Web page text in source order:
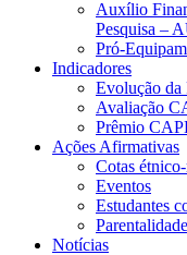
Auxílio
Pesquisa –
Pró-
Indicadores
Evolução da
Avaliação
Prêmio
Ações Afirmativas
Cotas
Eventos
Estudantes
Parentalidade
Notícias